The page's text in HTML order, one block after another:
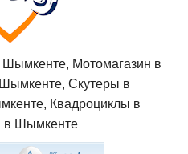
Шымкенте, Мотомагазин в
Скутеры в
Квадроциклы в
в Шымкенте